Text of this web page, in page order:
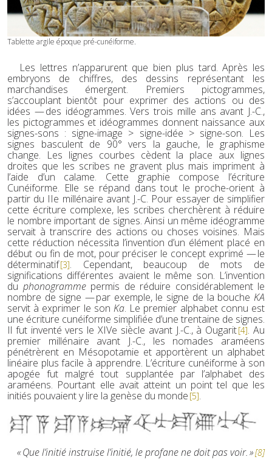
Tablette argile époque pré-cunéiforme.
Les lettres n’apparurent que bien plus tard. Après les
embryons de chiffres, des dessins représentant les
marchandises émergent. Premiers pictogrammes,
s’accouplant bientôt pour exprimer des actions ou des
idées — des idéogrammes. Vers trois mille ans avant J.-C.,
les pictogrammes et idéogrammes donnent naissance aux
signes-sons : signe-image > signe-idée > signe-son. Les
signes basculent de 90° vers la gauche, le graphisme
change. Les lignes courbes cèdent la place aux lignes
droites que les scribes ne gravent plus mais impriment à
l’aide d’un calame. Cette graphie compose l’écriture
Cunéiforme. Elle se répand dans tout le proche-orient à
partir du IIe millénaire avant J.-C. Pour essayer de simplifier
cette écriture complexe, les scribes cherchèrent à réduire
le nombre important de signes. Ainsi un même idéogramme
servait à transcrire des actions ou choses voisines. Mais
cette réduction nécessita l’invention d’un élément placé en
début ou fin de mot, pour préciser le concept exprimé — le
déterminatif[3]. Cependant, beaucoup de mots de
significations différentes avaient le même son. L’invention
du phonogrammepermis de réduire considérablement le
nombre de signe — par exemple, le signe de la bouche KA
servit à exprimer le son Ka. Le premier alphabet connu est
une écriture cunéiforme simplifiée d’une trentaine de signes.
Il fut inventé vers le XIVe siècle avant J.-C., à Ougarit[4]. Au
premier millénaire avant J.-C., les nomades araméens
pénétrèrent en Mésopotamie et apportèrent un alphabet
linéaire plus facile à apprendre. L’écriture cunéiforme à son
apogée fut malgré tout supplantée par l’alphabet des
araméens. Pourtant elle avait atteint un point tel que les
initiés pouvaient y lire la genèse du monde [5].
« Que l’initié instruise l’initié, le profane ne doit pas voir. »[8]